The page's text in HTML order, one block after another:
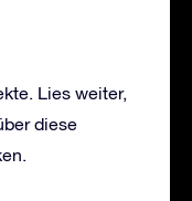
Lies weiter,
diese